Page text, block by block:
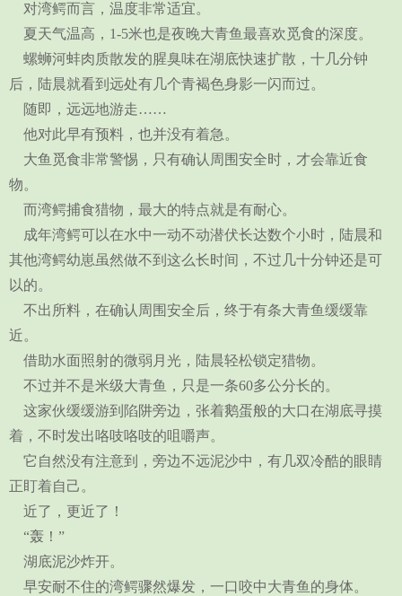
对湾鳄而言，温度非常适宜。
夏天气温高，1-5米也是夜晚大青鱼最喜欢觅食的深度。
螺蛳河蚌肉质散发的腥臭味在湖底快速扩散，十几分钟
后，陆晨就看到远处有几个青褐色身影一闪而过。
随即，远远地游走……
他对此早有预料，也并没有着急。
大鱼觅食非常警惕，只有确认周围安全时，才会靠近食
物。
而湾鳄捕食猎物，最大的特点就是有耐心。
成年湾鳄可以在水中一动不动潜伏长达数个小时，陆晨和
其他湾鳄幼崽虽然做不到这么长时间，不过几十分钟还是可
以的。
不出所料，在确认周围安全后，终于有条大青鱼缓缓靠
近。
借助水面照射的微弱月光，陆晨轻松锁定猎物。
不过并不是米级大青鱼，只是一条60多公分长的。
这家伙缓缓游到陷阱旁边，张着鹅蛋般的大口在湖底寻摸
着，不时发出咯吱咯吱的咀嚼声。
它自然没有注意到，旁边不远泥沙中，有几双冷酷的眼睛
正盯着自己。
近了，更近了！
“轰！”
湖底泥沙炸开。
早安耐不住的湾鳄骤然爆发，一口咬中大青鱼的身体。